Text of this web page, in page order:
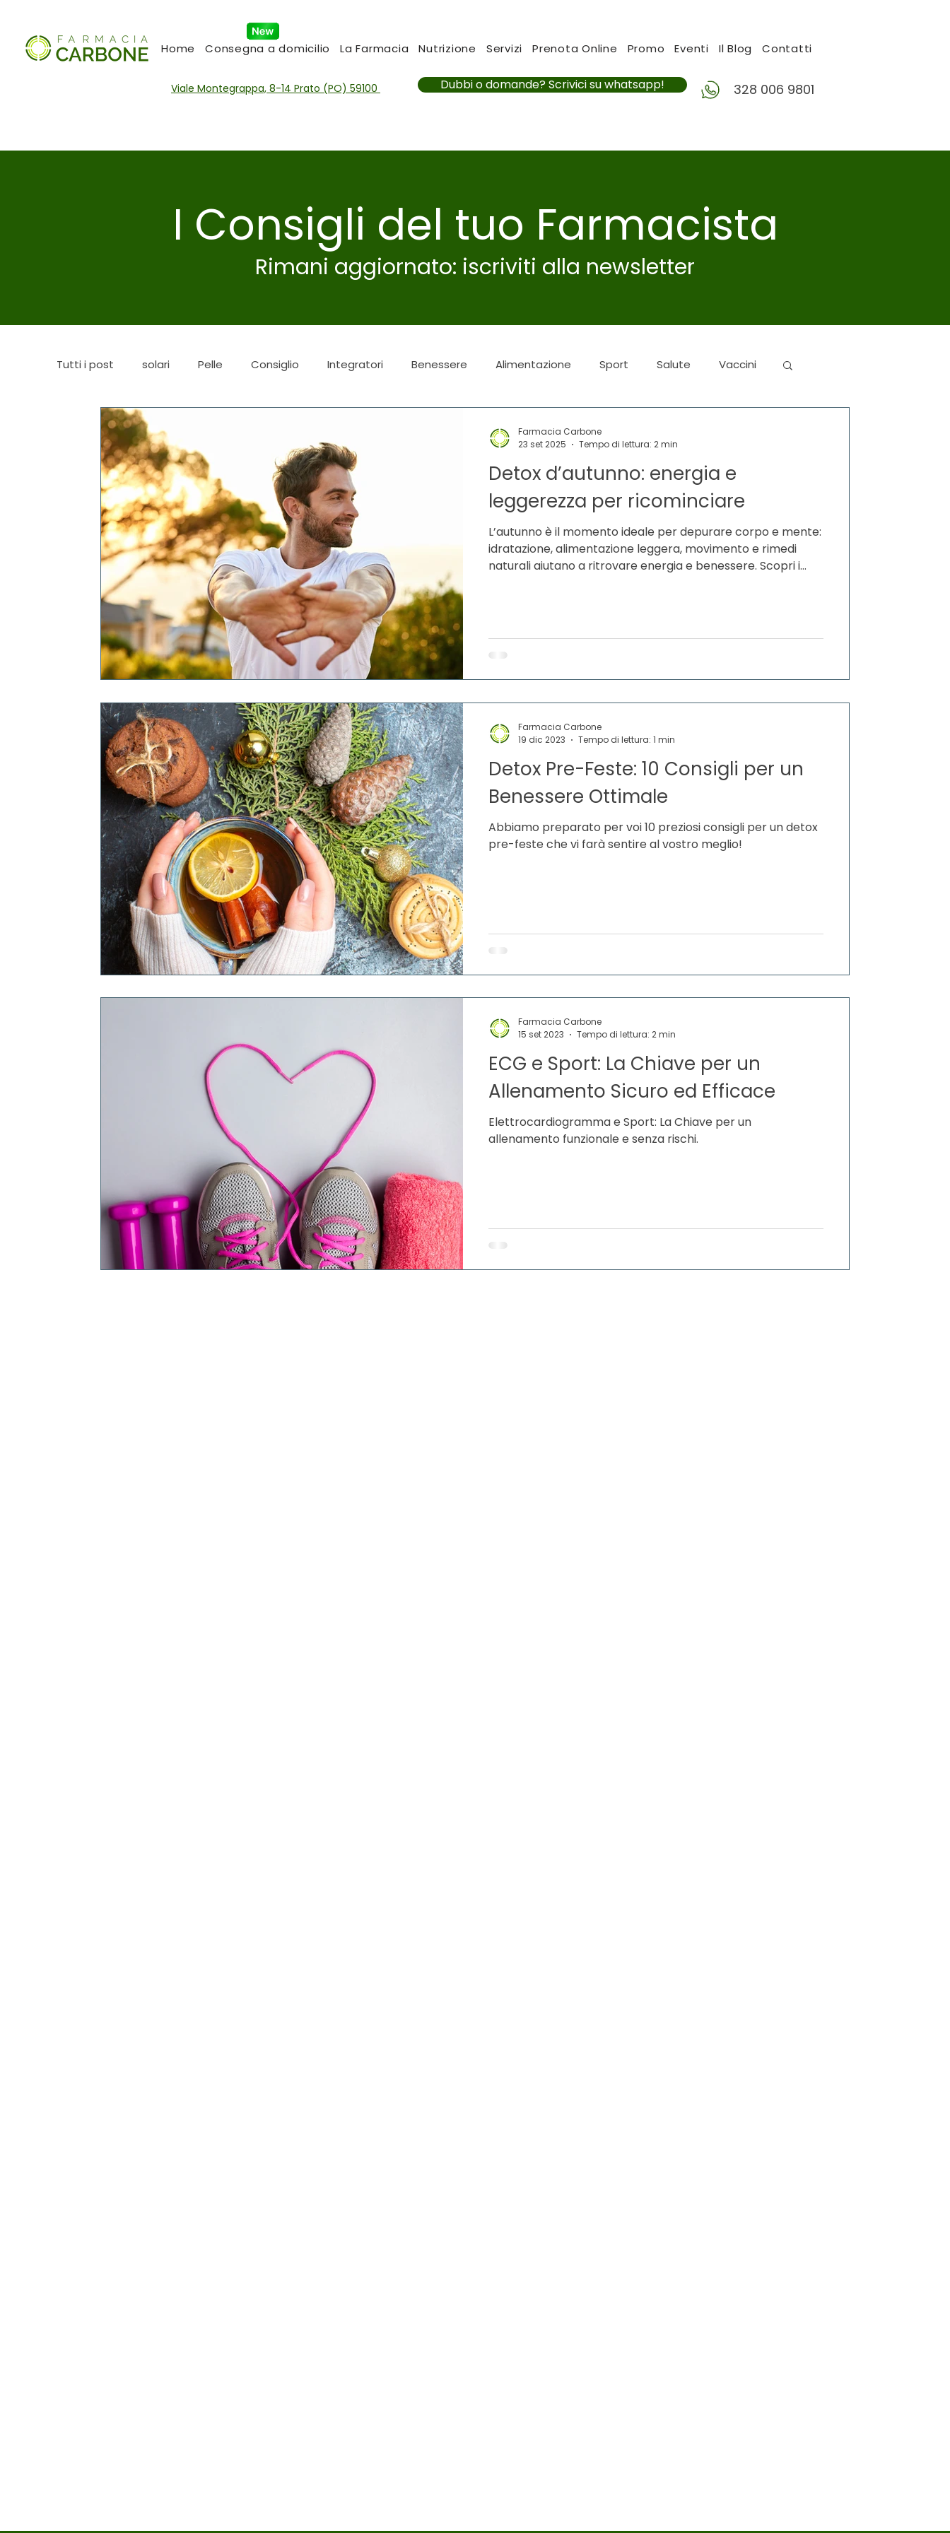
Home Consegna a domicilio La Farmacia Nutrizione Servizi Prenota Online Promo Eventi Il Blog Contatti
Viale Montegrappa, 8-14 Prato (PO) 59100 Dubbi o domande? Scrivici su whatsapp! 328 006 9801
I Consigli del tuo Farmacista
Rimani aggiornato: iscriviti alla newsletter
Tutti i post solari Pelle Consiglio Integratori Benessere Alimentazione Sport Salute Vaccini
Influenza Stagionale
Detox d’autunno: energia e
leggerezza per ricominciare
L’autunno è il momento ideale per depurare corpo e mente:
idratazione, alimentazione leggera, movimento e rimedi
naturali aiutano a ritrovare energia e benessere. Scopri i
Farmacia Carbone
23 set 2025
Tempo di lettura: 2 min
Detox Pre-Feste: 10 Consigli per un
Benessere Ottimale
Abbiamo preparato per voi 10 preziosi consigli per un detox
pre-feste che vi farà sentire al vostro meglio!
Farmacia Carbone
19 dic 2023
Tempo di lettura: 1 min
ECG e Sport: La Chiave per un
Allenamento Sicuro ed Efficace
Elettrocardiogramma e Sport: La Chiave per un
allenamento funzionale e senza rischi.
Farmacia Carbone
15 set 2023
Tempo di lettura: 2 min